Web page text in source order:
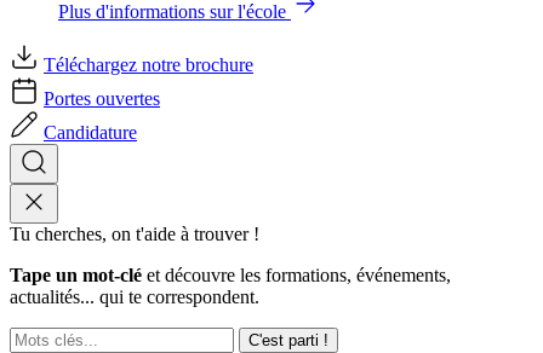
Plus d'informations sur l'école
Téléchargez notre brochure
Portes ouvertes
Candidature
Tu cherches, on t'aide à trouver !
Tape un mot-clé et découvre les formations, événements,
actualités... qui te correspondent.
C'est parti !